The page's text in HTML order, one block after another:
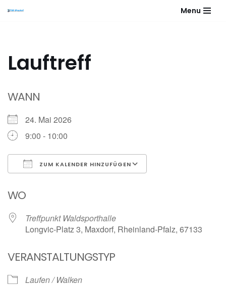
Menu
Lauftreff
WANN
24. Mai 2026
9:00 - 10:00
ZUM KALENDER HINZUFÜGEN
WO
Treffpunkt Waldsporthalle
Longvic-Platz 3, Maxdorf, Rheinland-Pfalz, 67133
VERANSTALTUNGSTYP
Laufen / Walken